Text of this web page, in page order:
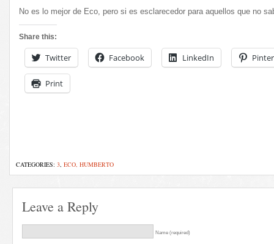
No es lo mejor de Eco, pero si es esclarecedor para aquellos que no
Share this:
Twitter Facebook LinkedIn
Print
CATEGORIES: 3, ECO, HUMBERTO
Leave a Reply
Name (required)